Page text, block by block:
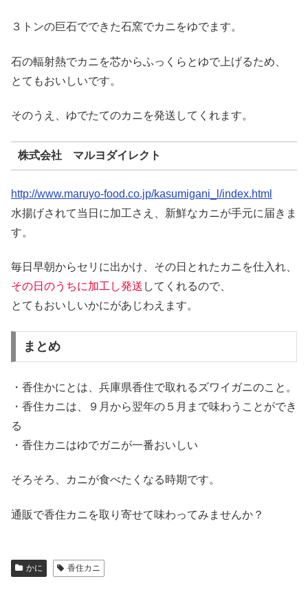
３トンの巨石でできた石窯でカニをゆでます。
石の輻射熱でカニを芯からふっくらとゆで上げるため、
とてもおいしいです。
そのうえ、ゆでたてのカニを発送してくれます。
株式会社 マルヨダイレクト
http://www.maruyo-food.co.jp/kasumigani_l/index.html
水揚げされて当日に加工さえ、新鮮なカニが手元に届きま
す。
毎日早朝からセリに出かけ、その日とれたカニを仕入れ、
その日のうちに加工し発送 してくれるので、
とてもおいしいかにがあじわえます。
まとめ
・香住かにとは、兵庫県香住で取れるズワイガニのこと。
・香住カニは、９月から翌年の５月まで味わうことができ
る
・香住カニはゆでガニが一番おいしい
そろそろ、カニが食べたくなる時期です。
通販で香住カニを取り寄せて味わってみませんか？
かに 香住カニ